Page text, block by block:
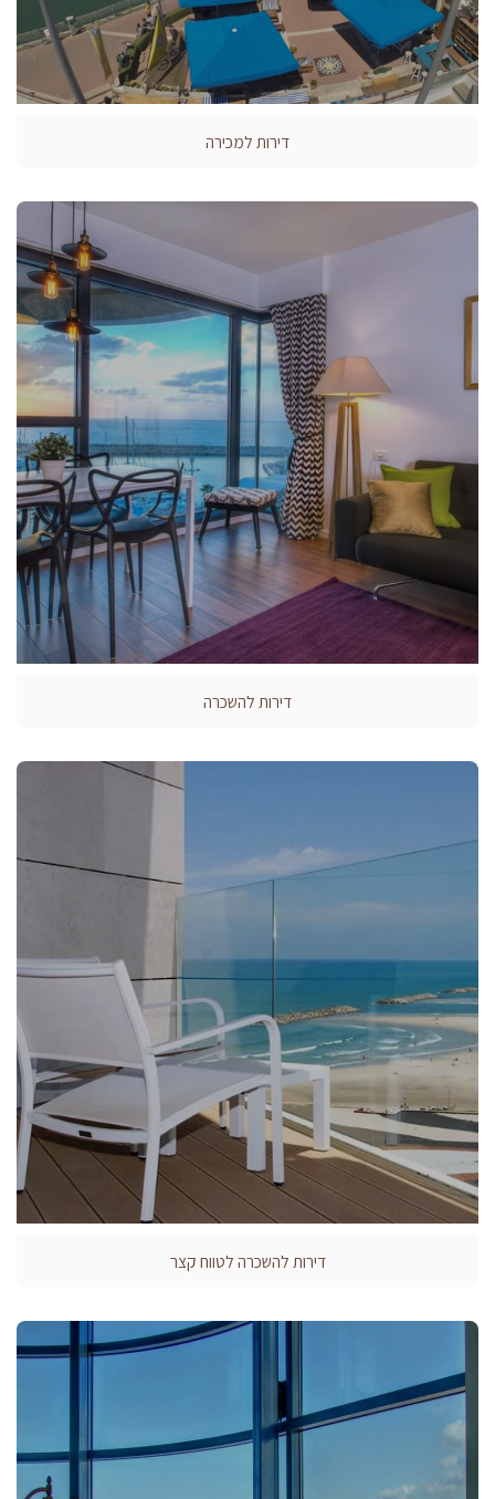
דירות למכירה
דירות להשכרה
דירות להשכרה לטווח קצר